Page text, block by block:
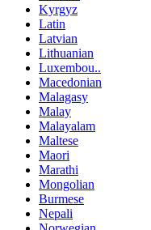
Kyrgyz
Latin
Latvian
Lithuanian
Luxembou..
Macedonian
Malagasy
Malay
Malayalam
Maltese
Maori
Marathi
Mongolian
Burmese
Nepali